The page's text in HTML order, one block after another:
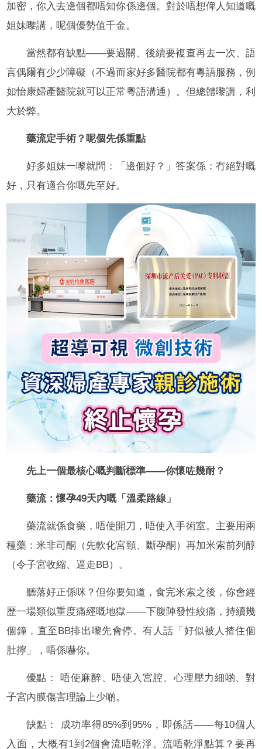
加密，你入去邊個都唔知你係邊個。對於唔想俾人知道嘅
姐妹嚟講，呢個優勢值千金。
當然都有缺點——要過關、後續要複查再去一次、語
言偶爾有少少障礙（不過而家好多醫院都有粵語服務，例
如怡康婦產醫院就可以正常粵語溝通）。但總體嚟講，利
大於弊。
藥流定手術？呢個先係重點
好多姐妹一嚟就問：「邊個好？」答案係：冇絕對嘅
好，只有適合你嘅先至好。
先上一個最核心嘅判斷標準——你懷咗幾耐？
藥流：懷孕49天內嘅「溫柔路線」
藥流就係食藥，唔使開刀，唔使入手術室。主要用兩
種藥：米非司酮（先軟化宮頸、斷孕酮）再加米索前列醇
（令子宮收縮、逼走BB）。
聽落好正係咪？但你要知道，食完米索之後，你會經
歷一場類似重度痛經嘅地獄——下腹陣發性絞痛，持續幾
個鐘，直至BB排出嚟先會停。有人話「好似被人揸住個
肚擰」，唔係嚇你。
優點： 唔使麻醉、唔使入宮腔、心理壓力細啲、對
子宮內膜傷害理論上少啲。
缺點： 成功率得85%到95%，即係話——每10個人
入面，大概有1到2個會流唔乾淨。流唔乾淨點算？要再